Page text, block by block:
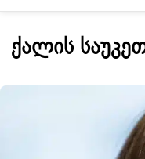
Ქალის